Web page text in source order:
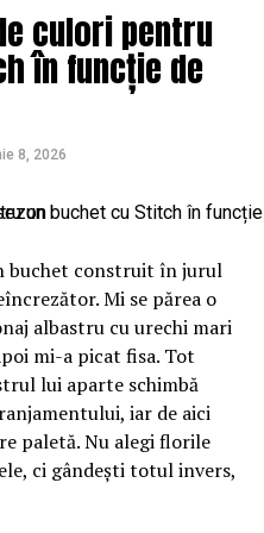
pământ. Decimat.
suficient de frăgezit
secrete, puternic
alese precum și
ar fi trebuit să fie
populație și aparent au
economice,
se, cum se întâmplă
asupra exploatării
secrete, în loc să apere
lucrează sub steag
cu celelalte instituții de
aproape în totalitate
și propria piață de
culori pentru
în funcție de
8, 2026
buchet construit în jurul
Mi se părea o
albastru cu urechi mari
mi-a picat fisa. Tot
lui aparte schimbă
iar de aici
paletă. Nu alegi florile
ci gândești totul invers,